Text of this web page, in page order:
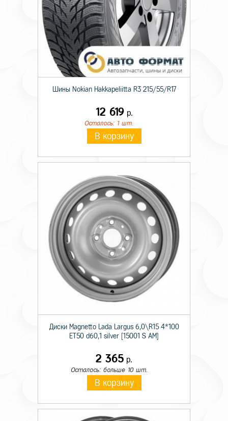
Шины Nokian Hakkapeliitta R3 215/55/R17
12 619р.
Осталось: 1 шт.
В корзину
Диски Magnetto Lada Largus 6,0\R15 4*100
ET50 d60,1 silver [15001 S AM]
2 365 р.
Осталось: больше 10 шт.
В корзину